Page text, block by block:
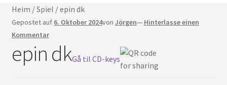
Kontakt
Deutsch
Heim /Spiel /epin dk
Gepostet auf 6. Oktober 2024von Jörgen— Hinterlasse einen
Kommentar
epin dkGå til CD-keys